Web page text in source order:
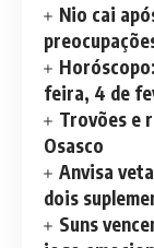
Nio cai
feira, 4 de
Trovões e
Osasco
Anvisa
dois
Suns